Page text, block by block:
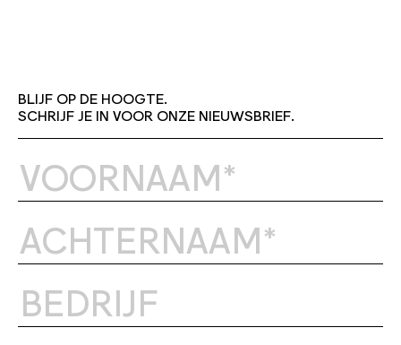
BLIJF OP DE HOOGTE.
SCHRIJF JE IN VOOR ONZE NIEUWSBRIEF.